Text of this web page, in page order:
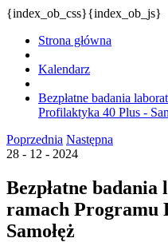
{index_ob_css}{index_ob_js}
Strona główna
Kalendarz
Bezpłatne badania
Profilaktyka 40 Plus -
Poprzednia Następna
28 - 12 - 2024
Bezpłatne
ramach Programu
Samołęż